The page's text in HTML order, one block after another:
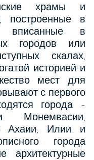
храмы и
построенные в
вписанные в
городов или
скалах,
историей и
мест для
с первого
города -
Ахаии, Илии и
города
архитектурные